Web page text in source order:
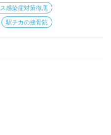
感染症対策徹底
駅チカの接骨院